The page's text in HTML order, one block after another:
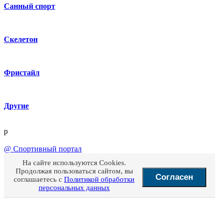
Санный спорт
Скелетон
Фристайл
Другие
p
@ Спортивный портал
На сайте используются Cookies.
Продолжая пользоваться сайтом, вы
соглашаетесь с Политикой обработки
персональных данных
Согласен